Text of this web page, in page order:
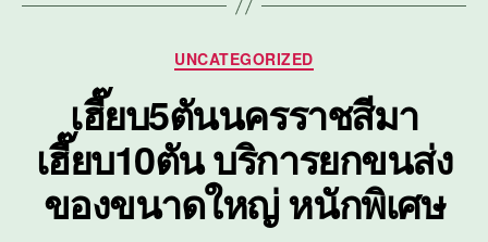
Categories
UNCATEGORIZED
เฮี๊ยบ5ตันนครราชสีมา
เฮี๊ยบ10ตัน บริการยกขนส่ง
ของขนาดใหญ่ หนักพิเศษ